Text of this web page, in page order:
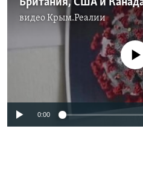
видеоКрым.Реалии
No media source
0:00